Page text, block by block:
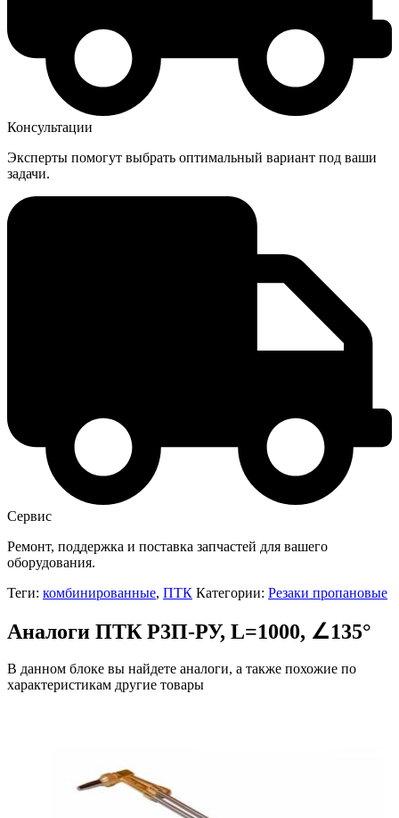
Консультации
Эксперты помогут выбрать оптимальный вариант под ваши
задачи.
Сервис
Ремонт, поддержка и поставка запчастей для вашего
оборудования.
Теги: комбинированные, ПТК Категории: Резаки пропановые
Аналоги ПТК Р3П-РУ, L=1000, ∠135°
В данном блоке вы найдете аналоги, а также похожие по
характеристикам другие товары